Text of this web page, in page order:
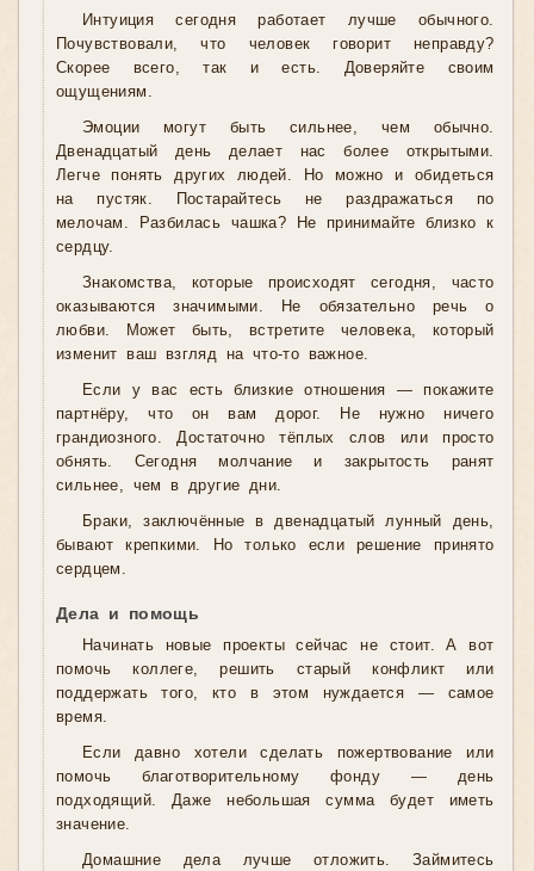
Интуиция сегодня работает лучше обычного.
Почувствовали, что человек говорит неправду?
Скорее всего, так и есть. Доверяйте своим
ощущениям.
Эмоции могут быть сильнее, чем обычно.
Двенадцатый день делает нас более открытыми.
Легче понять других людей. Но можно и обидеться
на пустяк. Постарайтесь не раздражаться по
мелочам. Разбилась чашка? Не принимайте близко к
сердцу.
Знакомства, которые происходят сегодня, часто
оказываются значимыми. Не обязательно речь о
любви. Может быть, встретите человека, который
изменит ваш взгляд на что-то важное.
Если у вас есть близкие отношения — покажите
партнёру, что он вам дорог. Не нужно ничего
грандиозного. Достаточно тёплых слов или просто
обнять. Сегодня молчание и закрытость ранят
сильнее, чем в другие дни.
Браки, заключённые в двенадцатый лунный день,
бывают крепкими. Но только если решение принято
сердцем.
Дела и помощь
Начинать новые проекты сейчас не стоит. А вот
помочь коллеге, решить старый конфликт или
поддержать того, кто в этом нуждается — самое
время.
Если давно хотели сделать пожертвование или
помочь благотворительному фонду — день
подходящий. Даже небольшая сумма будет иметь
значение.
Домашние дела лучше отложить. Займитесь